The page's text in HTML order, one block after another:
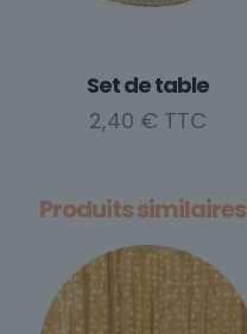
Set de table
2,40 €
Produits similaires